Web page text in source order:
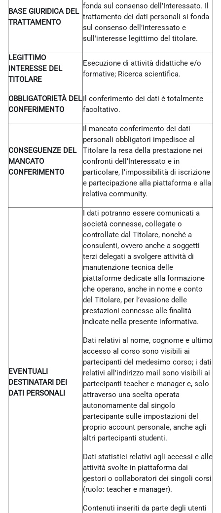
BASE GIURIDICA DEL
TRATTAMENTO
fonda sul consenso dell’Interessato. Il
trattamento dei dati personali si fonda
sul consenso dell’Interessato e
sull'interesse legittimo del titolare.
LEGITTIMO
INTERESSE DEL
TITOLARE
Esecuzione di attività didattiche e/o
formative; Ricerca scientifica.
OBBLIGATORIETÀ DEL
CONFERIMENTO
Il conferimento dei dati è totalmente
facoltativo.
CONSEGUENZE DEL
MANCATO
CONFERIMENTO
Il mancato conferimento dei dati
personali obbligatori impedisce al
Titolare la resa della prestazione nei
confronti dell’Interessato e in
particolare, l’impossibilità di iscrizione
e partecipazione alla piattaforma e alla
relativa community.
EVENTUALI
DESTINATARI DEI
DATI PERSONALI
I dati potranno essere comunicati a
società connesse, collegate o
controllate dal Titolare, nonché a
consulenti, ovvero anche a soggetti
terzi delegati a svolgere attività di
manutenzione tecnica delle
piattaforme dedicate alla formazione
che operano, anche in nome e conto
del Titolare, per l’evasione delle
prestazioni connesse alle finalità
indicate nella presente informativa.
Dati relativi al nome, cognome e ultimo
accesso al corso sono visibili ai
partecipanti del medesimo corso; i dati
relativi all'indirizzo mail sono visibili ai
partecipanti teacher e manager e, solo
attraverso una scelta operata
autonomamente dal singolo
partecipante sulle impostazioni del
proprio account personale, anche agli
altri partecipanti studenti.
Dati statistici relativi agli accessi e alle
attività svolte in piattaforma dai
gestori o collaboratori dei singoli corsi
(ruolo: teacher e manager).
Contenuti inseriti da parte degli utenti